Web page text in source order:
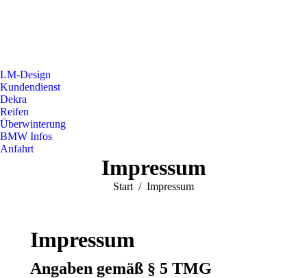
LM-Design
Kundendienst
Dekra
Reifen
Überwinterung
BMW Infos
Anfahrt
Impressum
Sie befinden sich hier:
Start Impressum
Impressum
Angaben gemäß § 5 TMG